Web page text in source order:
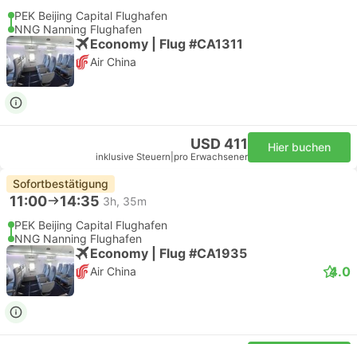
PEK Beijing Capital Flughafen
NNG Nanning Flughafen
Economy | Flug #CA1311
Air China
USD 411
inklusive Steuern pro Erwachsener
Hier buchen
Sofortbestätigung
11:00 14:35 3h, 35m
PEK Beijing Capital Flughafen
NNG Nanning Flughafen
Economy | Flug #CA1935
Air China 4.0